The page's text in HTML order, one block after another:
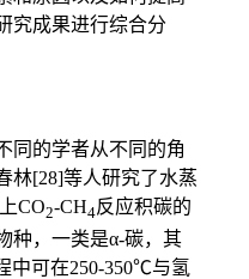
究成果进行综合分
同的学者从不同的角
林[28]等人研究了水蒸
CO2-CH4反应积碳的
种，一类是α-碳，其
中可在250-350℃与氢